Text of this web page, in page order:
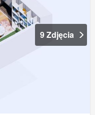
9 Zdjęcia